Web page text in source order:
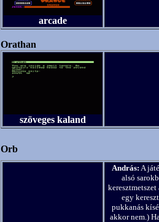
arcade
Orathan
szöveges kaland
Orb
András: A
alsó
egy
pukkanás
akkor nem.)